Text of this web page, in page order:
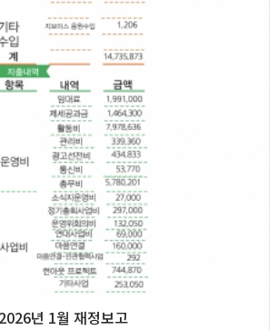
년 1월 재정보고